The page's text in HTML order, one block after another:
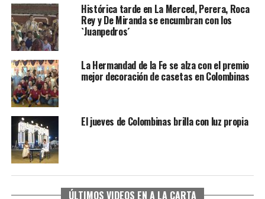
Histórica tarde en La Merced, Perera, Roca
Rey y De Miranda se encumbran con los
`Juanpedros´
La Hermandad de la Fe se alza con el premio
mejor decoración de casetas en Colombinas
El jueves de Colombinas brilla con luz propia
ÚLTIMOS VIDEOS EN A LA CARTA